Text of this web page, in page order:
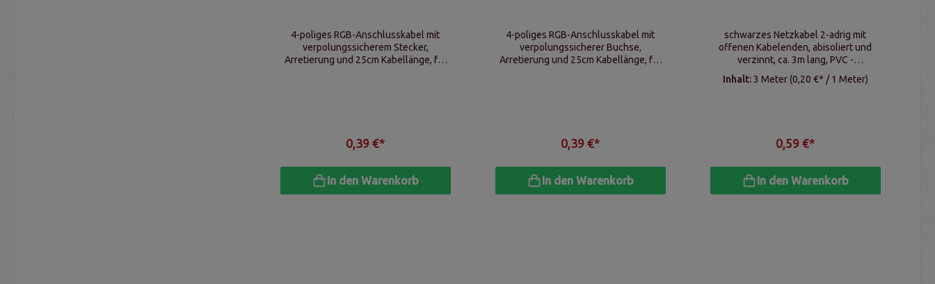
4-poliges RGB-Anschlusskabel mit
verpolungssicherem Stecker,
Arretierung und 25cm Kabellänge, für
0,39 €*
In den Warenkorb
4-poliges RGB-Anschlusskabel mit
verpolungssicherer Buchse,
Arretierung und 25cm Kabellänge, für
0,39 €*
In den Warenkorb
schwarzes Netzkabel 2-adrig mit
offenen Kabelenden, abisoliert und
verzinnt, ca. 3m lang, PVC -
Ummantelung
Inhalt:3 Meter(0,20 €* / 1 Meter)
0,59 €*
In den Warenkorb